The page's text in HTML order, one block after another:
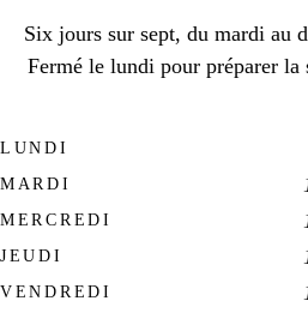
Six jours sur sept, du mardi au
Fermé le lundi pour préparer la
LUNDI
MARDI
MERCREDI
JEUDI
VENDREDI